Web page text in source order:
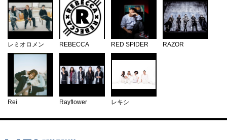
レミオロメン REBECCA RED SPIDER RAZOR
Rei Rayflower レキシ